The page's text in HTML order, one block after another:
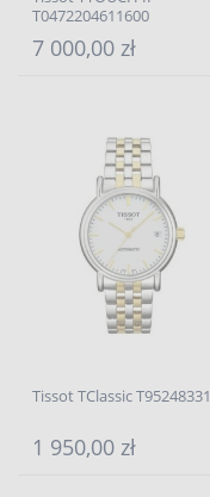
T0472204611600
7 000,00 zł
Tissot TClassic T95248331
1 950,00 zł